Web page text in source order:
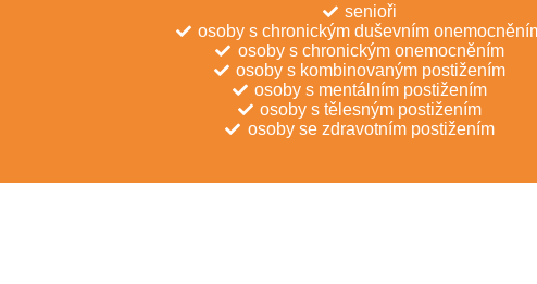
senioři
osoby s chronickým duševním
osoby s chronickým onemocněním
osoby s kombinovaným postižením
osoby s mentálním postižením
osoby s tělesným postižením
osoby se zdravotním postižením